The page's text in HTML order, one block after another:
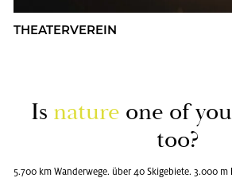
THEA­TER­VER­EIN
Is na­tu­re one of
too?
5.700 km Wan­der­we­ge. über 40 Ski­ge­bie­te. 3.000 m